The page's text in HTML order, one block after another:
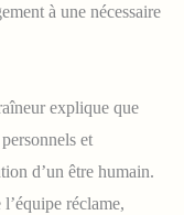
à une nécessaire
explique que
et
d’un être humain.
réclame,